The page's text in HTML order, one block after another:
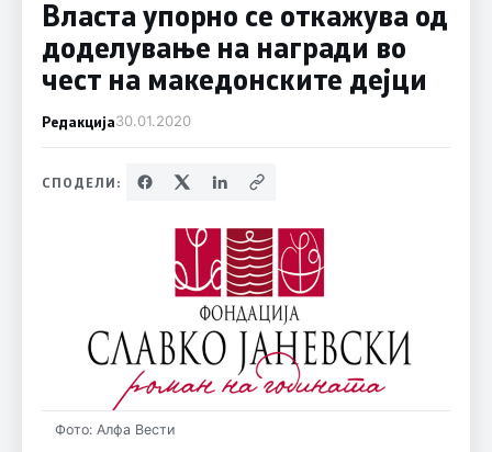
Власта упорно се откажува од
доделување на награди во
чест на македонските дејци
Редакција30.01.2020
СПОДЕЛИ:
Фото: Алфа Вести